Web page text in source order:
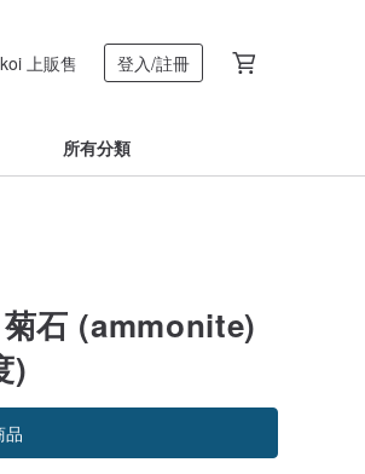
上販售 登入/註冊
所有分類
石 (ammonite)
)
品